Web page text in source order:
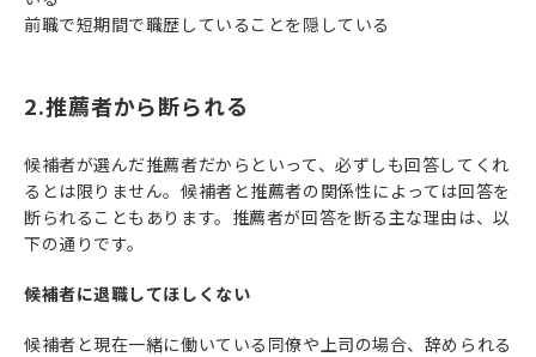
前職で短期間で職歴していることを隠している
2.推薦者から断られる
候補者が選んだ推薦者だからといって、必ずしも回答してくれ
るとは限りません。候補者と推薦者の関係性によっては回答を
断られることもあります。推薦者が回答を断る主な理由は、以
下の通りです。
候補者に退職してほしくない
候補者と現在一緒に働いている同僚や上司の場合、辞められる